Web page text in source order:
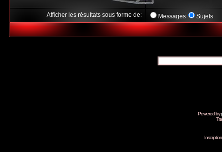
Afficher les résultats sous forme de: Messages Sujets
Powered by